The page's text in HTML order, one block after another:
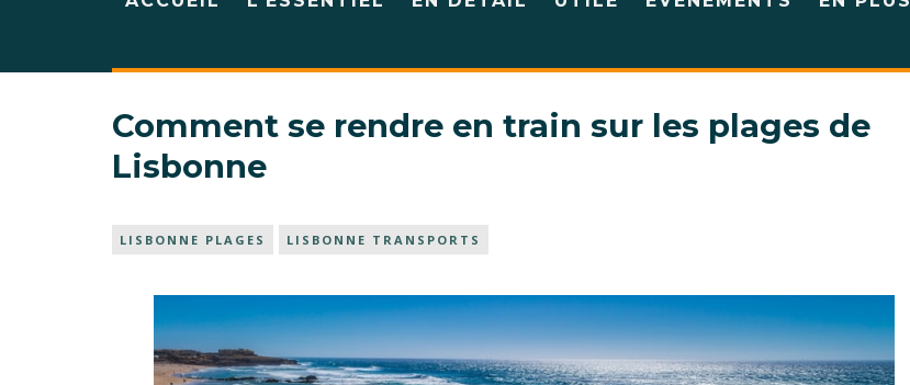
Comment se rendre en train sur les plages de
Lisbonne
LISBONNE PLAGES LISBONNE TRANSPORTS